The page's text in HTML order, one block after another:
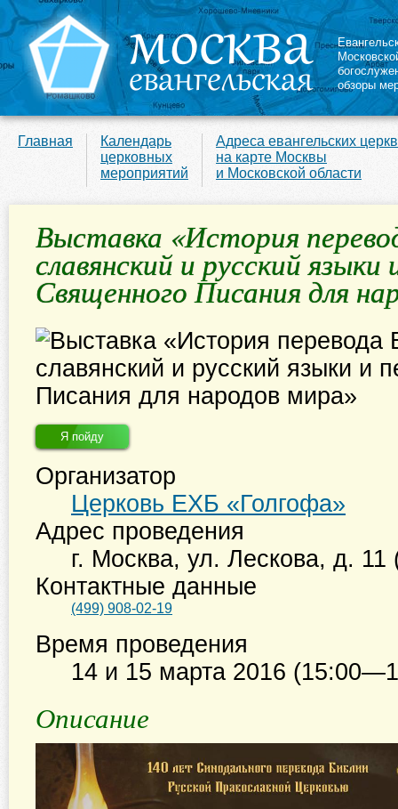
обзоры
Главная
Календарь
церковных
мероприятий
Адреса евангельских
на карте Москвы
и Московской области
Выставка «История
славянский и русский языки
Священного Писания для
Я пойду
Организатор
Церковь ЕХБ «Голгофа»
Адрес проведения
г. Москва, ул. Лескова, д.
Контактные данные
(499) 908-02-19
Время проведения
14 и 15 марта 2016
Описание